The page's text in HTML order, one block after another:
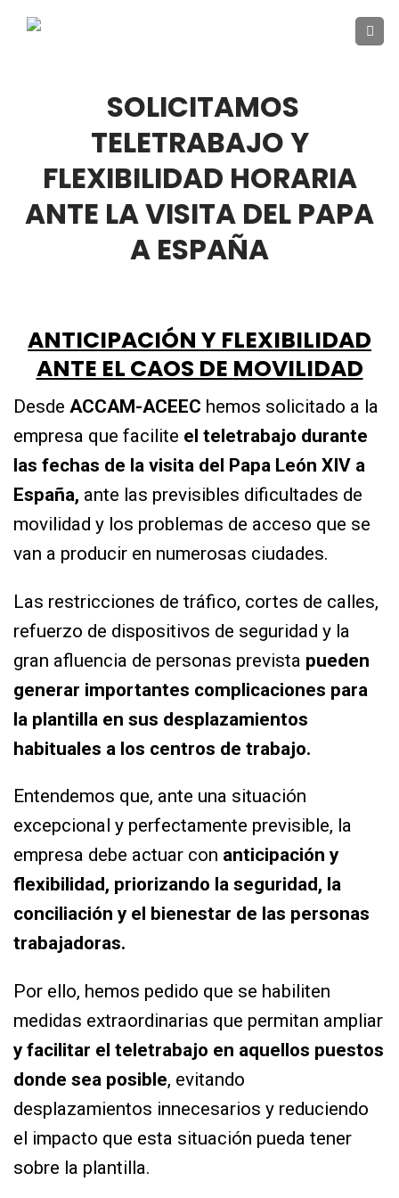
SOLICITAMOS
TELETRABAJO Y
FLEXIBILIDAD HORARIA
ANTE LA VISITA DEL PAPA
A ESPAÑA
ANTICIPACIÓN Y FLEXIBILIDAD
ANTE EL CAOS DE MOVILIDAD
Desde ACCAM-ACEEC hemos solicitado a la
empresa que facilite el teletrabajo durante
las fechas de la visita del Papa León XIV a
España, ante las previsibles dificultades de
movilidad y los problemas de acceso que se
van a producir en numerosas ciudades.
Las restricciones de tráfico, cortes de calles,
refuerzo de dispositivos de seguridad y la
gran afluencia de personas prevista pueden
generar importantes complicaciones para
la plantilla en sus desplazamientos
habituales a los centros de trabajo.
Entendemos que, ante una situación
excepcional y perfectamente previsible, la
empresa debe actuar con anticipación y
flexibilidad, priorizando la seguridad, la
conciliación y el bienestar de las personas
trabajadoras.
Por ello, hemos pedido que se habiliten
medidas extraordinarias que permitan ampliar
y facilitar el teletrabajo en aquellos puestos
donde sea posible, evitando
desplazamientos innecesarios y reduciendo
el impacto que esta situación pueda tener
sobre la plantilla.